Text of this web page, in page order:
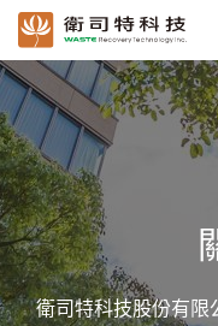
關於我們
公司簡介
公司組織圖
公司沿革
最新消息
衛司特科技股份有限